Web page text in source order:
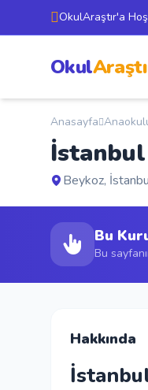
OkulAraştır'a
Okul
Anasayfa
Beykoz,
Bu
Bu
Hakkında